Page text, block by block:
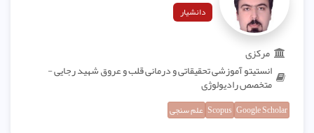
دانشیار
مرکزی
انستیتو آموزشی تحقیقاتی و درمانی قلب و عروق شهید رجایی -
متخصص رادیولوژی
Google Scholar
Scopus علم سنجی